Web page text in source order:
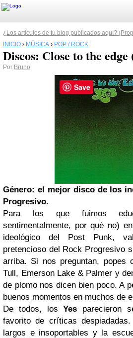
¿Los artículos de tu blog publicados aquí?
INICIO › MÚSICA › POP / ROCK
Discos: Close to the edge
Por Bruno
Género: el mejor disco de los
Progresivo.
Para los que fuimos
sentimentalmente, por qué no)
ideológico del Post Punk,
pretencioso del Rock Progresivo
arriba. Si nos preguntan, popes
Tull, Emerson Lake & Palmer y
de plomo nos dicen bien poco. A
buenos momentos en muchos de
De todos, losYes parecieron
favorito de críticas
largos e insoportables y la
Save